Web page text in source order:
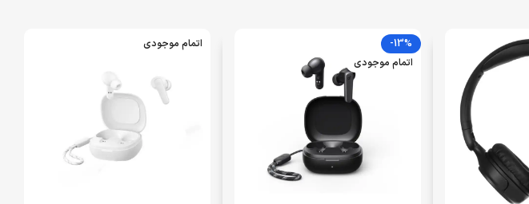
-13%
اتمام موجودی
اتمام موجودی